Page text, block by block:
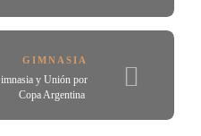
GIMNASIA
y Unión por
Copa Argentina